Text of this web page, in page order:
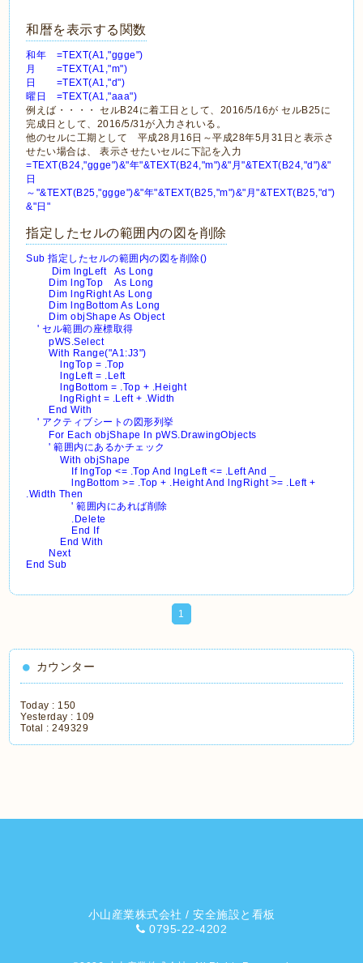
和暦を表示する関数
和年 =TEXT(A1,"ggge")
月 =TEXT(A1,"m")
日 =TEXT(A1,"d")
曜日 =TEXT(A1,"aaa")
例えば・・・・ セルB24に着工日として、2016/5/16が セルB25に
完成日として、2016/5/31が入力されいる。
他のセルに工期として 平成28月16日～平成28年5月31日と表示さ
せたい場合は、 表示させたいセルに下記を入力
=TEXT(B24,"ggge")&"年"&TEXT(B24,"m")&"月"&TEXT(B24,"d")&"
日
～"&TEXT(B25,"ggge")&"年"&TEXT(B25,"m")&"月"&TEXT(B25,"d")
&"日"
指定したセルの範囲内の図を削除
Sub 指定したセルの範囲内の図を削除()
Dim lngLeft As Long
Dim lngTop As Long
Dim lngRight As Long
Dim lngBottom As Long
Dim objShape As Object
' セル範囲の座標取得
pWS.Select
With Range("A1:J3")
lngTop = .Top
lngLeft = .Left
lngBottom = .Top + .Height
lngRight = .Left + .Width
End With
' アクティブシートの図形列挙
For Each objShape In pWS.DrawingObjects
' 範囲内にあるかチェック
With objShape
If lngTop <= .Top And lngLeft <= .Left And _
lngBottom >= .Top + .Height And lngRight >= .Left +
.Width Then
' 範囲内にあれば削除
.Delete
End If
End With
Next
End Sub
1
カウンター
Today : 150
Yesterday : 109
Total :249329
小山産業株式会社 / 安全施設と看板
0795-22-4202